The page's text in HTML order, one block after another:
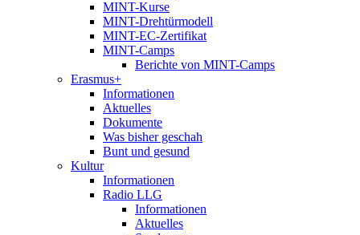
MINT-Kurse
MINT-Drehtürmodell
MINT-EC-Zertifikat
MINT-Camps
Berichte von MINT-Camps
Erasmus+
Informationen
Aktuelles
Dokumente
Was bisher geschah
Bunt und gesund
Kultur
Informationen
Radio LLG
Informationen
Aktuelles